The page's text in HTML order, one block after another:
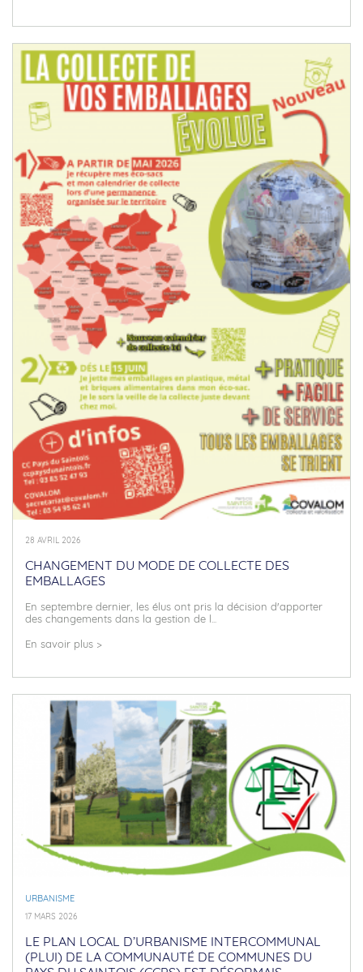
28 AVRIL 2026
CHANGEMENT DU MODE DE COLLECTE DES
EMBALLAGES
En septembre dernier, les élus ont pris la décision d'apporter
des changements dans la gestion de l...
En savoir plus >
URBANISME
17 MARS 2026
LE PLAN LOCAL D’URBANISME INTERCOMMUNAL
(PLUI) DE LA COMMUNAUTÉ DE COMMUNES DU